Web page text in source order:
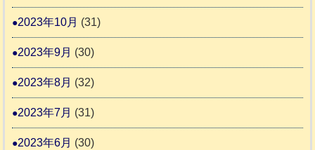
2023年10月 (31)
2023年9月 (30)
2023年8月 (32)
2023年7月 (31)
2023年6月 (30)